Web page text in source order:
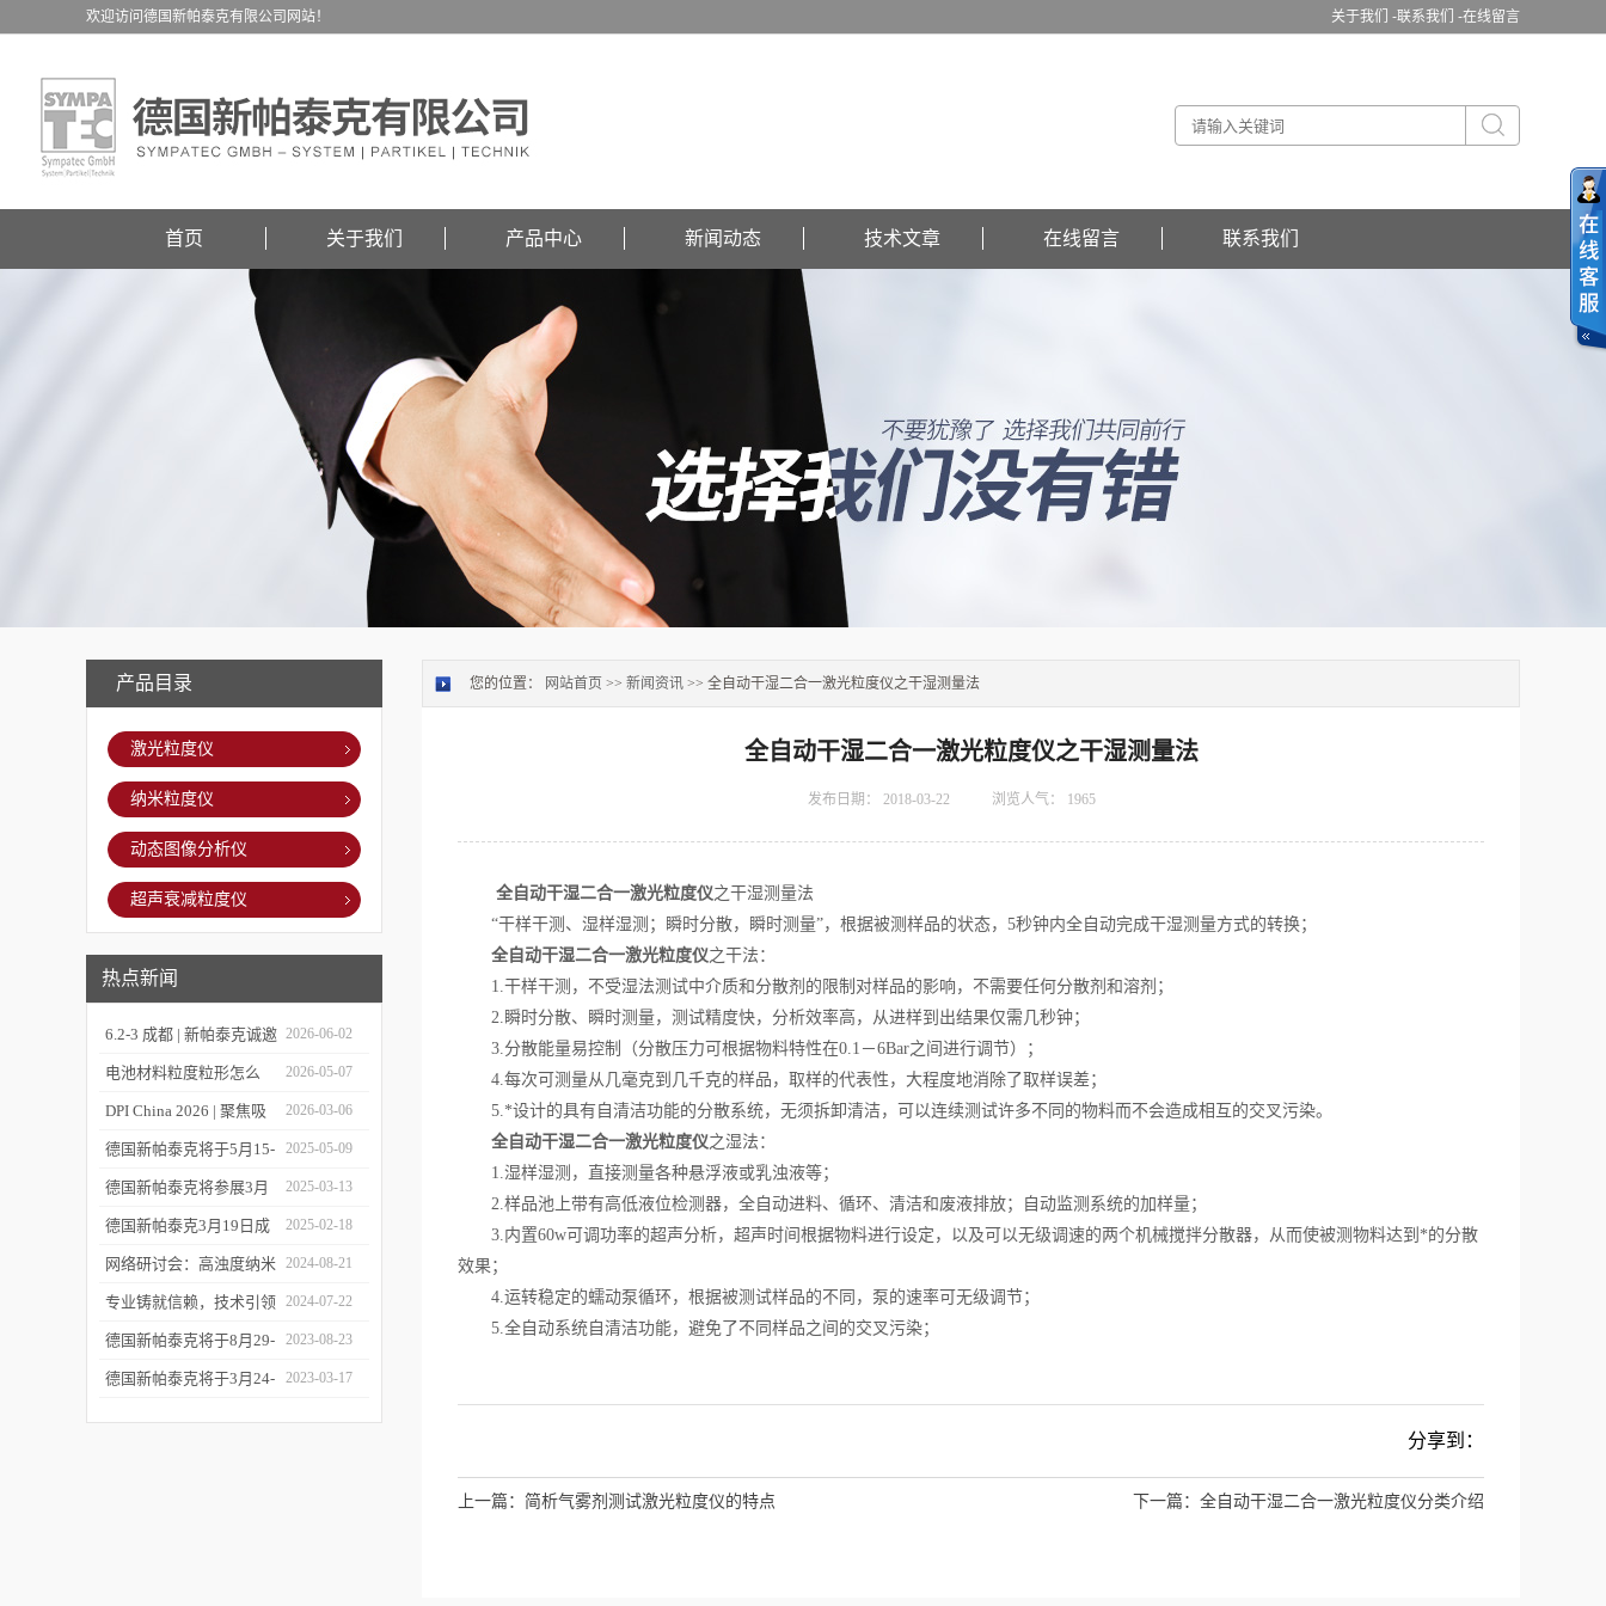
关于我们 -联系我们 -在线留言
欢迎访问德国新帕泰克有限公司网站！
首页 关于我们 产品中心 新闻动态 技术文章 在线留言 联系我们
产品目录
激光粒度仪
纳米粒度仪
动态图像分析仪
超声衰减粒度仪
热点新闻
6.2-3 成都 | 新帕泰克诚邀
您相约CPI西南制药工业
大会
2026-06-02
电池材料粒度粒形怎么
测？德国新帕泰克邀您共
赴CIBF2026
2026-05-07
DPI China 2026 | 聚焦吸
入制剂前沿，共探技术创
新之路
2026-03-06
德国新帕泰克将于5月15-
17日参加深圳CIBF电池
展
2025-05-09
德国新帕泰克将参展3月
20-21日成都CPI制药工业
大会
2025-03-13
德国新帕泰克3月19日成
都粒度与粒形分析研讨会
诚邀参与
2025-02-18
网络研讨会：高浊度纳米
颗粒分散体系中的粒度分
析
2024-08-21
专业铸就信赖，技术引领
未来——新帕泰克中国20
周年
2024-07-22
德国新帕泰克将于8月29-
31日参加Formnext 2023
2023-08-23
德国新帕泰克将于3月24- 2023-03-17
您的位置： 网站首页 >> 新闻资讯 >> 全自动干湿二合一激光粒度仪之干湿测量法
全自动干湿二合一激光粒度仪之干湿测量法
发布日期： 2018-03-22 浏览人气： 1965
全自动干湿二合一激光粒度仪之干湿测量法
“干样干测、湿样湿测；瞬时分散，瞬时测量”，根据被测样品的状态，5秒钟内全自动完成干湿测量方式的转换；
全自动干湿二合一激光粒度仪之干法：
1.干样干测，不受湿法测试中介质和分散剂的限制对样品的影响，不需要任何分散剂和溶剂；
2.瞬时分散、瞬时测量，测试精度快，分析效率高，从进样到出结果仅需几秒钟；
3.分散能量易控制（分散压力可根据物料特性在0.1－6Bar之间进行调节）；
4.每次可测量从几毫克到几千克的样品，取样的代表性，大程度地消除了取样误差；
5.*设计的具有自清洁功能的分散系统，无须拆卸清洁，可以连续测试许多不同的物料而不会造成相互的交叉污染。
全自动干湿二合一激光粒度仪之湿法：
1.湿样湿测，直接测量各种悬浮液或乳浊液等；
2.样品池上带有高低液位检测器，全自动进料、循环、清洁和废液排放；自动监测系统的加样量；
3.内置60w可调功率的超声分析，超声时间根据物料进行设定，以及可以无级调速的两个机械搅拌分散器，从而使被测物料达到*的分散
效果；
4.运转稳定的蠕动泵循环，根据被测试样品的不同，泵的速率可无级调节；
5.全自动系统自清洁功能，避免了不同样品之间的交叉污染；
分享到：
上一篇： 简析气雾剂测试激光粒度仪的特点 下一篇： 全自动干湿二合一激光粒度仪分类介绍